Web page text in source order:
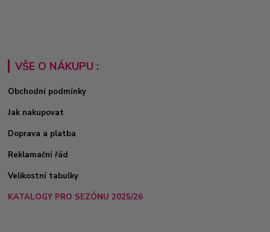
VŠE O NÁKUPU :
Obchodní podmínky
Jak nakupovat
Doprava a platba
Reklamační řád
Velikostní tabulky
KATALOGY PRO SEZÓNU 2025/26